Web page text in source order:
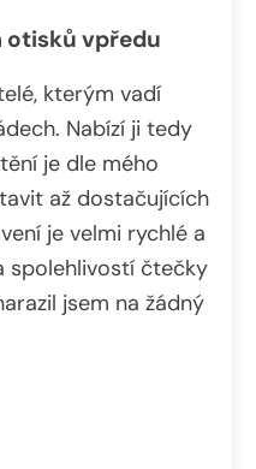
otisků vpředu
kterým vadí
Nabízí ji tedy
je dle mého
až dostačujících
je velmi rychlé a
spolehlivostí čtečky
jsem na žádný